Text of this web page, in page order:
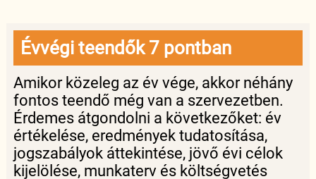
Évvégi teendők 7 pontban
Amikor közeleg az év vége, akkor néhány
fontos teendő még van a szervezetben.
Érdemes átgondolni a következőket: év
értékelése, eredmények tudatosítása,
jogszabályok áttekintése, jövő évi célok
kijelölése, munkaterv és költségvetés